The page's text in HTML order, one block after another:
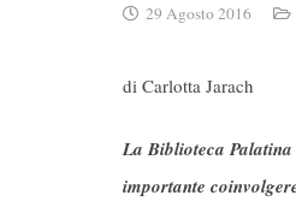
29 Agosto 2016
di Carlotta Jarach
La Biblioteca
importante